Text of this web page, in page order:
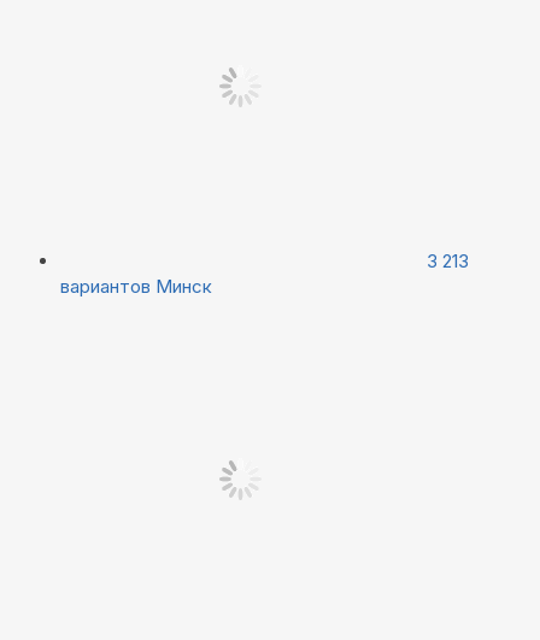
3 213
вариантов Минск